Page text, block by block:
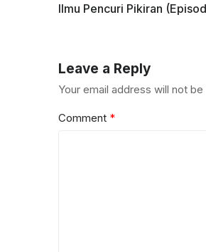
Ilmu Pencuri Pikiran
Leave a Reply
Your email address will not
Comment *